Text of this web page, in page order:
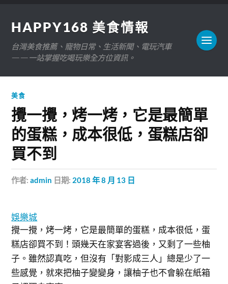
HAPPY168 美食情報
台灣美食推薦、寵物日常、生活新聞、電玩汽車
——一站掌握吃喝玩樂全方位資訊。
美食
攪一攪，烤一烤，它是最簡單
的蛋糕，成本很低，蛋糕店卻
買不到
作者:admin 日期: 2018 年 8 月 13 日
娛樂城
攪一攪，烤一烤，它是最簡單的蛋糕，成本很低，蛋
糕店卻買不到！頭幾天在家宴客過後，又剩了一些柚
子。雖然認真吃，但沒有「對影成三人」總是少了一
些感覺，就來把柚子變變身，讓柚子也不會躲在紙箱